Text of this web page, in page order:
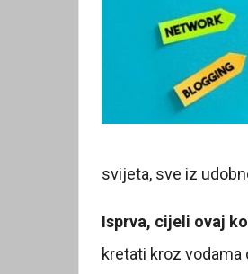
svijeta, sve iz
Isprva, cijeli ovaj
kretati kroz vodama